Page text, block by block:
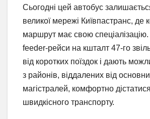
Сьогодні цей автобус
великої мережі Київпастранс, де
маршрут має свою спеціалізацію.
feeder-рейси на кшталт 47-го
від коротких поїздок і дають
з районів, віддалених від
магістралей, комфортно
швидкісного транспорту.